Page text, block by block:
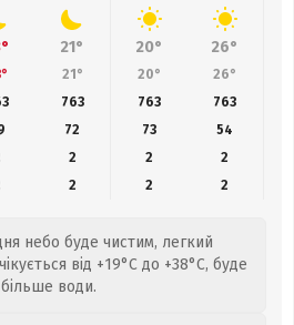
21° 20° 26°
21° 20° 26°
763 763 763
72 73 54
2 2
2
2 2 2
небо буде чистим, легкий
від +19°C до +38°C, буде
води.